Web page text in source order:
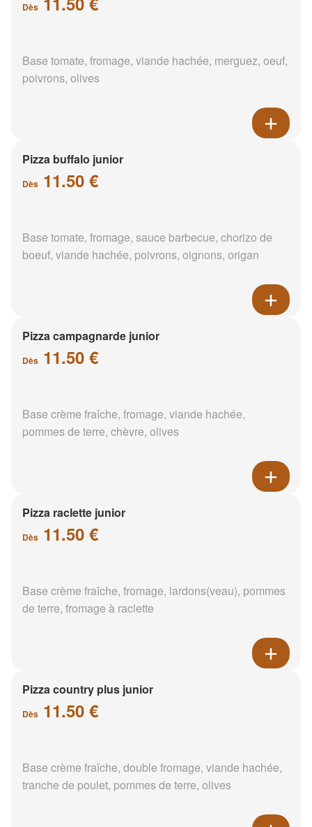
Dès
Base tomate, fromage, viande hachée, merguez, oeuf,
poivrons, olives
Pizza buffalo junior
Dès 11.50 €
Base tomate, fromage, sauce barbecue, chorizo de
boeuf, viande hachée, poivrons, oignons, origan
Pizza campagnarde junior
Dès 11.50 €
Base crème fraîche, fromage, viande hachée,
pommes de terre, chèvre, olives
Pizza raclette junior
Dès 11.50 €
Base crème fraîche, fromage, lardons(veau), pommes
de terre, fromage à raclette
Pizza country plus junior
Dès 11.50 €
Base crème fraîche, double fromage, viande hachée,
tranche de poulet, pommes de terre, olives